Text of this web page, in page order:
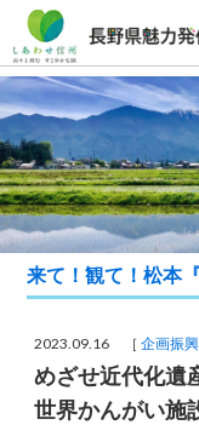
来て！観て！松本
2023.09.16 ［企画振
めざせ近代化遺
世界かんがい施